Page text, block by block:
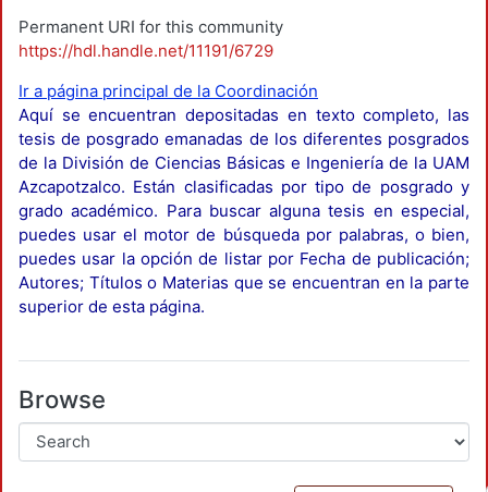
Permanent URI for this community
https://hdl.handle.net/11191/6729
Ir a página principal de la Coordinación
Aquí se encuentran depositadas en texto completo, las
tesis de posgrado emanadas de los diferentes posgrados
de la División de Ciencias Básicas e Ingeniería de la UAM
Azcapotzalco. Están clasificadas por tipo de posgrado y
grado académico. Para buscar alguna tesis en especial,
puedes usar el motor de búsqueda por palabras, o bien,
puedes usar la opción de listar por Fecha de publicación;
Autores; Títulos o Materias que se encuentran en la parte
superior de esta página.
Browse